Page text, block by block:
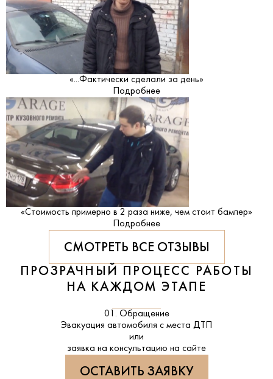
«...Фактически сделали за день»
Подробнее
«Стоимость примерно в 2 раза ниже, чем стоит бампер»
Подробнее
СМОТРЕТЬ ВСЕ ОТЗЫВЫ
ПРОЗРАЧНЫЙ ПРОЦЕСС РАБОТЫ
НА КАЖДОМ ЭТАПЕ
01. Обращение
Эвакуация автомобиля с места ДТП
или
заявка на консультацию на сайте
ОСТАВИТЬ ЗАЯВКУ